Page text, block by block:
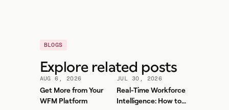
BLOGS
Explore related posts
AUG 6, 2026
Get More from Your
WFM Platform
JUL 30, 2026
Real-Time Workforce
Intelligence: How to